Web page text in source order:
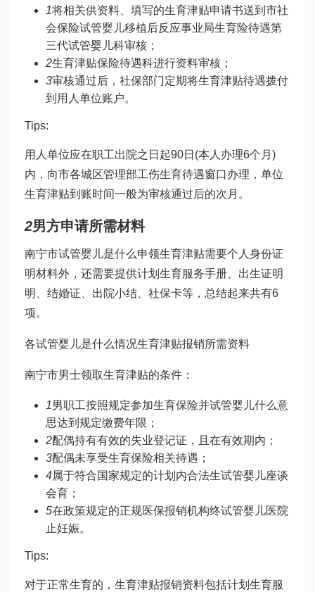
1将相关供资料、填写的生育津贴申请书送到市社
会保险试管婴儿移植后反应事业局生育险待遇第
三代试管婴儿科审核；
2生育津贴保险待遇科进行资料审核；
3审核通过后，社保部门定期将生育津贴待遇拨付
到用人单位账户。
Tips:
用人单位应在职工出院之日起90日(本人办理6个月)
内，向市各城区管理部工伤生育待遇窗口办理，单位
生育津贴到账时间一般为审核通过后的次月。
2男方申请所需材料
南宁市试管婴儿是什么申领生育津贴需要个人身份证
明材料外，还需要提供计划生育服务手册、出生证明
明、结婚证、出院小结、社保卡等，总结起来共有6
项。
各试管婴儿是什么情况生育津贴报销所需资料
南宁市男士领取生育津贴的条件：
1男职工按照规定参加生育保险并试管婴儿什么意
思达到规定缴费年限；
2配偶持有有效的失业登记证，且在有效期内；
3配偶未享受生育保险相关待遇；
4属于符合国家规定的计划内合法生试管婴儿座谈
会育；
5在政策规定的正规医保报销机构终试管婴儿医院
止妊娠。
Tips:
对于正常生育的，生育津贴报销资料包括计划生育服